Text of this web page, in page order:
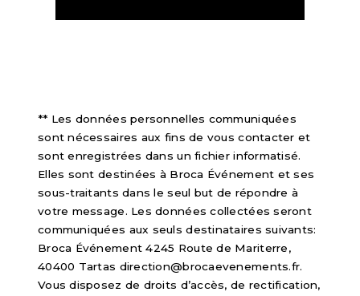
** Les données personnelles communiquées
sont nécessaires aux fins de vous contacter et
sont enregistrées dans un fichier informatisé.
Elles sont destinées à Broca Événement et ses
sous-traitants dans le seul but de répondre à
votre message. Les données collectées seront
communiquées aux seuls destinataires suivants:
Broca Événement 4245 Route de Mariterre,
40400 Tartas direction@brocaevenements.fr.
Vous disposez de droits d’accès, de rectification,